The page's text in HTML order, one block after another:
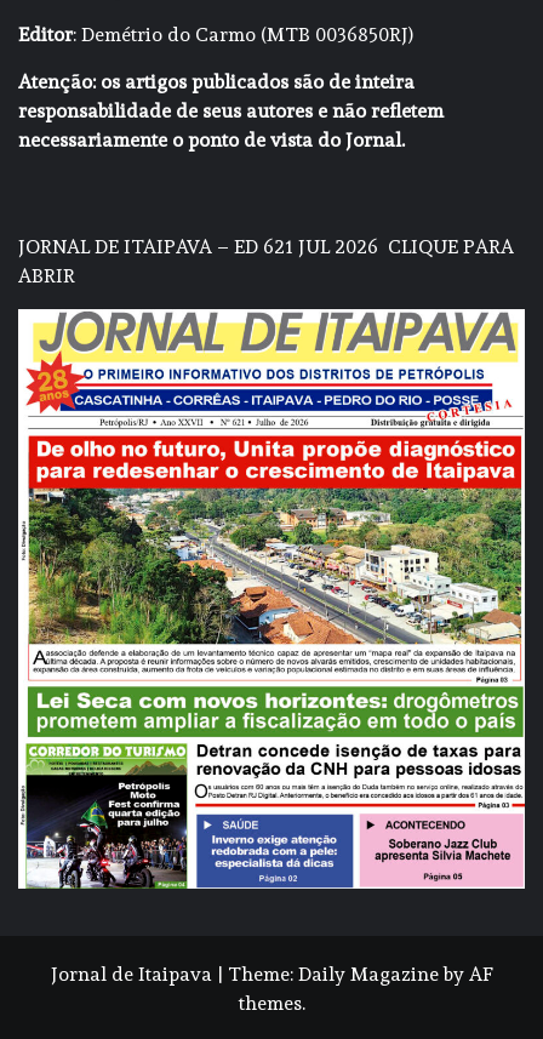
Editor: Demétrio do Carmo (MTB 0036850RJ)
Atenção: os artigos publicados são de inteira
responsabilidade de seus autores e não refletem
necessariamente o ponto de vista do Jornal.
JORNAL DE ITAIPAVA – ED 621 JUL 2026 CLIQUE PARA
ABRIR
Jornal de Itaipava | Theme: Daily Magazineby AF
themes.